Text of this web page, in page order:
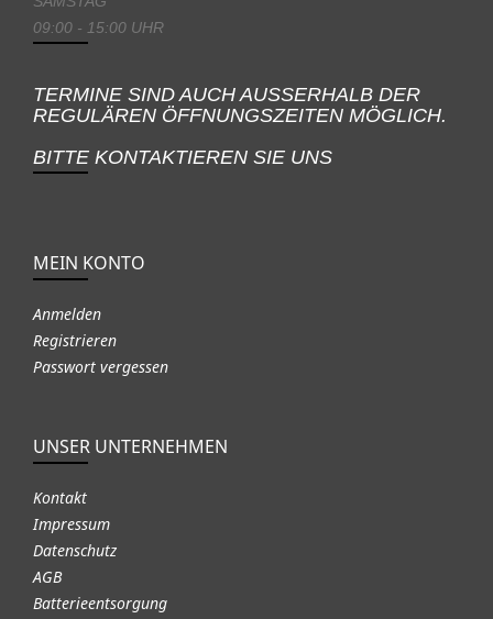
09:00 - 15:00 UHR
TERMINE SIND AUCH AUSSERHALB DER
REGULÄREN ÖFFNUNGSZEITEN MÖGLICH.
BITTE KONTAKTIEREN SIE UNS
MEIN KONTO
Anmelden
Registrieren
Passwort vergessen
UNSER UNTERNEHMEN
Kontakt
Impressum
Datenschutz
AGB
Batterieentsorgung